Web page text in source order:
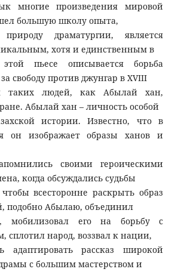
многие произведения мировой
большую школу опыта,
драматургии, является
хотя и единственным в
пьесе описывается борьба
свободу против джунгар в ХVІІІ
таких людей, как Абылай хан,
Абылай хан – личность особой
истории. Известно, что в
он изображает образы ханов и
своими героическими
когда обсуждались судьбы
всесторонне раскрыть образ
подобно Абылаю, объединил
мобилизовал его на борьбу с
сплотил народ, воззвал к нации,
адаптировать рассказ широкой
с большим мастерством и